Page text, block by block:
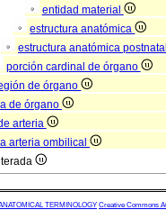
entidad material
estructura anatómica
estructura anatómica
porción cardinal de órgano
de órgano
de órgano
arteria
arteria ombilical
TERMINOLOGY Creative Commons